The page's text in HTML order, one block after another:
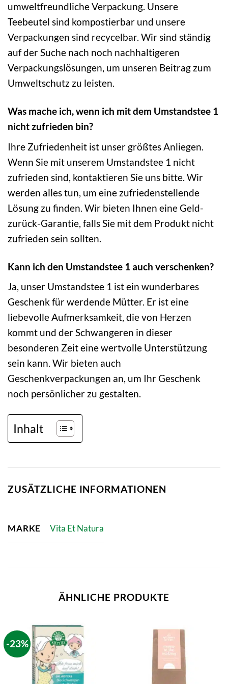
umweltfreundliche Verpackung. Unsere
Teebeutel sind kompostierbar und unsere
Verpackungen sind recycelbar. Wir sind ständig
auf der Suche nach noch nachhaltigeren
Verpackungslösungen, um unseren Beitrag zum
Umweltschutz zu leisten.
Was mache ich, wenn ich mit dem Umstandstee 1
nicht zufrieden bin?
Ihre Zufriedenheit ist unser größtes Anliegen.
Wenn Sie mit unserem Umstandstee 1 nicht
zufrieden sind, kontaktieren Sie uns bitte. Wir
werden alles tun, um eine zufriedenstellende
Lösung zu finden. Wir bieten Ihnen eine Geld-
zurück-Garantie, falls Sie mit dem Produkt nicht
zufrieden sein sollten.
Kann ich den Umstandstee 1 auch verschenken?
Ja, unser Umstandstee 1 ist ein wunderbares
Geschenk für werdende Mütter. Er ist eine
liebevolle Aufmerksamkeit, die von Herzen
kommt und der Schwangeren in dieser
besonderen Zeit eine wertvolle Unterstützung
sein kann. Wir bieten auch
Geschenkverpackungen an, um Ihr Geschenk
noch persönlicher zu gestalten.
Inhalt
ZUSÄTZLICHE INFORMATIONEN
MARKE Vita Et Natura
ÄHNLICHE PRODUKTE
-23%